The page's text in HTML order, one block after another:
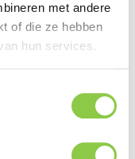
met andere
of die ze hebben
hun services.